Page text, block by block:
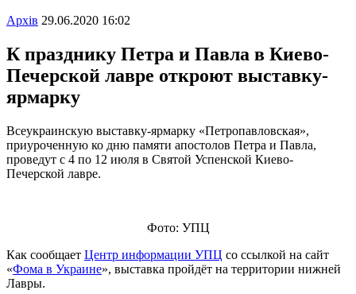
Архiв 29.06.2020 16:02
К празднику Петра и Павла в Киево-
Печерской лавре откроют выставку-
ярмарку
Всеукраинскую выставку-ярмарку «Петропавловская»,
приуроченную ко дню памяти апостолов Петра и Павла,
проведут с 4 по 12 июля в Святой Успенской Киево-
Печерской лавре.
Фото: УПЦ
Как сообщает Центр информации УПЦ со ссылкой на сайт
«Фома в Украине», выставка пройдёт на территории нижней
Лавры.